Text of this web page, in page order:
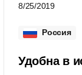
8/25/2019
Россия
Удобна в